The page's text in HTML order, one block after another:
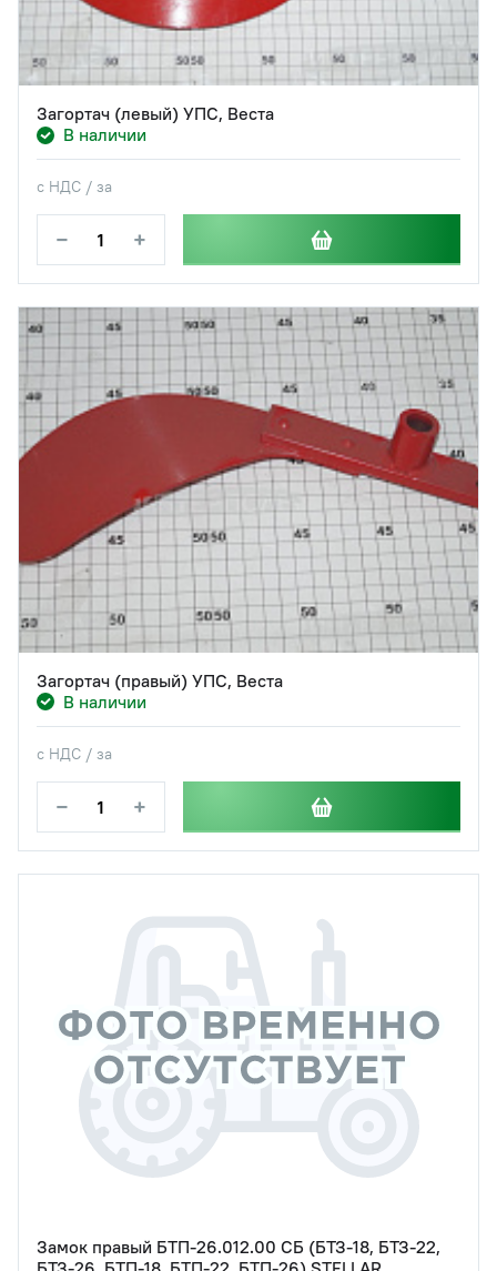
Загортач (левый) УПС, Веста
В наличии
с НДС / за
− +
Загортач (правый) УПС, Веста
В наличии
с НДС / за
− +
Замок правый БТП-26.012.00 СБ (БТЗ-18, БТЗ-22,